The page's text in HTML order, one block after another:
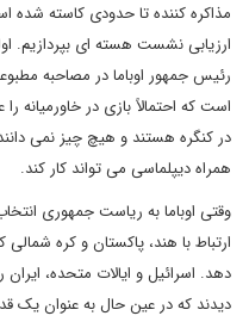
مذاکره کننده تا حدودی کاسته شده
ارزیابی نشست هسته ای بپردازیم.
رئیس جمهور اوباما در مصاحبه
است که احتمالاً بازی در خاورمیانه
در کنگره هستند و هیچ چیز نمی
همراه دیپلماسی می تواند کار کند.
وقتی اوباما به ریاست جمهوری
ارتباط با هند، پاکستان و کره
دهد. اسرائیل و ایالات متحده،
دیدند که در عین حال به عنوان یک